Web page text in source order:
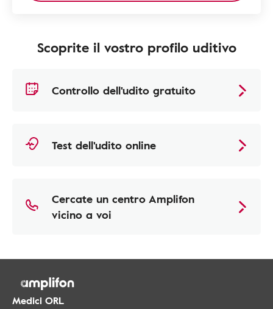
Scoprite il vostro profilo uditivo
Controllo dell'udito gratuito
Test dell'udito online
Cercate un centro Amplifon
vicino a voi
Medici ORL